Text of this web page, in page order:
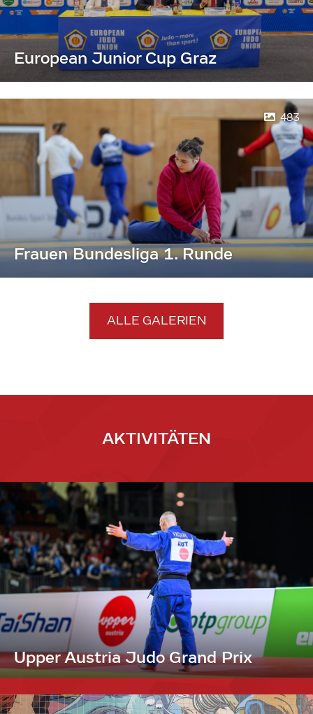
European Junior Cup Graz
483
Frauen Bundesliga 1. Runde
ALLE GALERIEN
AKTIVITÄTEN
Upper Austria Judo Grand Prix